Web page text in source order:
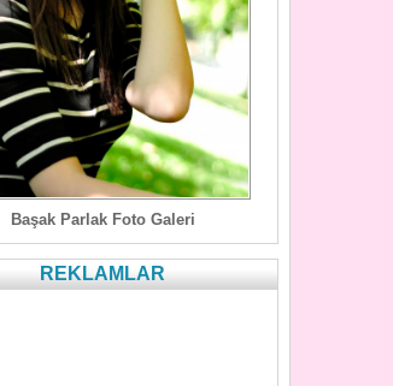
Başak Parlak Foto Galeri
REKLAMLAR